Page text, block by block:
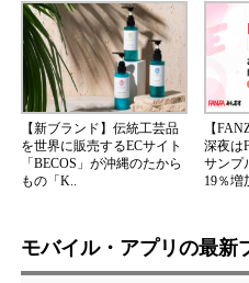
【新ブランド】伝統工芸品
を世界に販売するECサイト
「BECOS」が沖縄のたから
もの「K..
【
深夜は
サンプ
19％増
モバイル・アプリの最新